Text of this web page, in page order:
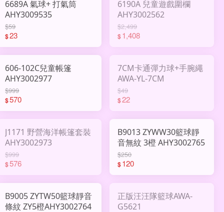
6689A 氣球+ 打氣筒
AHY3009535
$59
$23
6190A 兒童遊戲圍欄
AHY3002562
$2,499
$1,408
606-102C兒童帳篷
AHY3002977
$999
$570
7CM卡通彈力球+手腕繩
AWA-YL-7CM
$49
$22
J1171 野營海洋帳篷套裝
AHY3002973
$999
$576
B9013 ZYWW30籃球靜
音無紋 3橙 AHY3002765
$250
$120
B9005 ZYTW50籃球靜音
條紋 ZY5橙AHY3002764
正版汪汪隊籃球AWA-
G5621